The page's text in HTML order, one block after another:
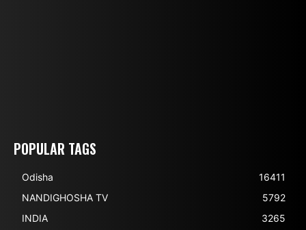
POPULAR TAGS
Odisha
16411
NANDIGHOSHA TV
5792
INDIA
3265